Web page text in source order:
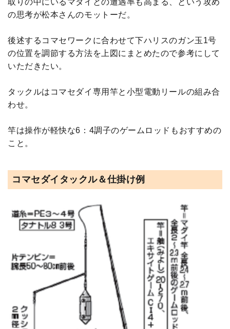
取りの中にいるマダイとの遭遇率も高まる、という攻め
の思考が松本さんのモットーだ。
後述するコマセワークに合わせて下ハリスのガン玉1号
の位置を調節する方法を上図にまとめたので参考にして
いただきたい。
タックルはコマセダイ専用竿と小型電動リールの組み合
わせ。
竿は操作が軽快な6：4調子のゲームロッドもおすすめの
こと。
コマセダイタックル＆仕掛け例